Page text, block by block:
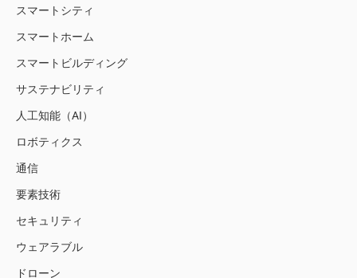
スマートシティ
スマートホーム
スマートビルディング
サステナビリティ
人工知能（AI）
ロボティクス
通信
要素技術
セキュリティ
ウェアラブル
ドローン